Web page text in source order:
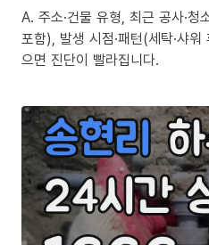
A. 주소·건물 유형, 최근 공사·청
포함), 발생 시점·패턴(세탁·샤
으면 진단이 빨라집니다.